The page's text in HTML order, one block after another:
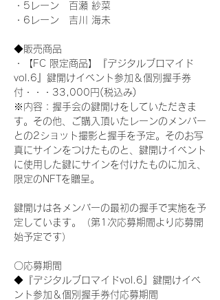
・5レーン　百瀬 紗菜
・6レーン　吉川 海未
◆販売商品
・【FC 限定商品】『デジタルブロマイド
vol.6』鍵開けイベント参加＆個別握手券
付・・・33,000円(税込み)
※内容：握手会の鍵開けをしていただきま
す。その他、ご購入頂いたレーンのメンバー
との2ショット撮影と握手を予定。そのお写
真にサインをつけたものと、鍵開けイベント
に使用した鍵にサインを付けたものに加え、
限定のNFTを贈呈。
鍵開けは各メンバーの最初の握手で実施を予
定しています。（第1次応募期間より応募開
始予定です）
〇応募期間
◆『デジタルブロマイドvol.6』鍵開けイベ
ント参加＆個別握手券付応募期間